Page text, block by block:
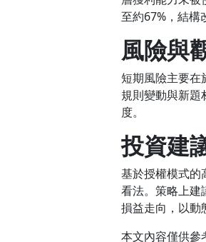
至約67%，結構
風險與
短期風險主要在
規則變動與新題
度。
投資建
基於授權模式的
看法。策略上建
損益走向，以動
本文內容僅供參